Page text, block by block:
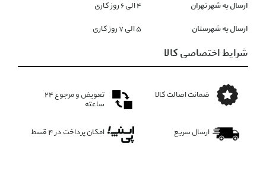
ارسال به شهر تهران ۴ الی ۶ روز کاری
ارسال به شهرستان ۵ الی ۷ روز کاری
شرایط اختصاصی کالا
ضمانت اصالت کالا
تعویض و مرجوع ۲۴
ساعته
ارسال سریع امکان پرداخت در 4 قسط